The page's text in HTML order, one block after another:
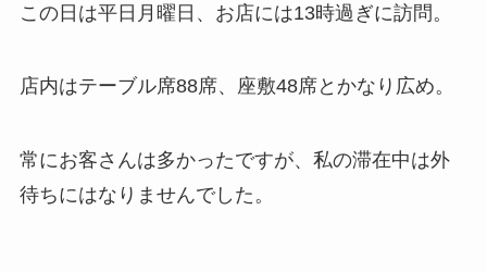
この日は平日月曜日、お店には13時過ぎに訪問。
店内はテーブル席88席、座敷48席とかなり広め。
常にお客さんは多かったですが、私の滞在中は外
待ちにはなりませんでした。